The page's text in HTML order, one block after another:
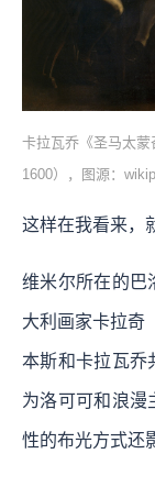
卡拉瓦乔《圣马太
1600），图源：
这样在我看来，
维米尔所在的巴
大利画家卡拉奇
本斯和卡拉瓦乔
为洛可可和浪漫
性的布光方式还